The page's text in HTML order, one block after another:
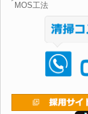
MOS工法